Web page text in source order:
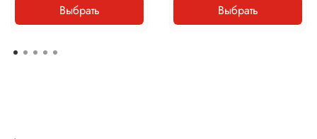
Выбрать Выбрать